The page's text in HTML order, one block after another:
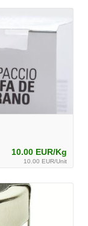
10.00 EUR/Kg
10.00 EUR/Unit